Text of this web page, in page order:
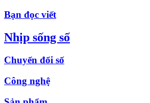
Bạn đọc viết
Nhịp sống số
Chuyển đổi số
Công nghệ